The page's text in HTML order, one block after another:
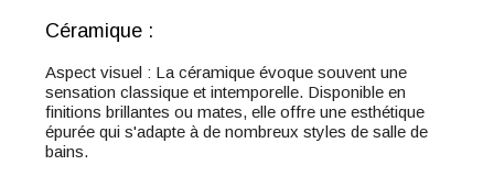
Céramique :
Aspect visuel : La céramique évoque souvent une
sensation classique et intemporelle. Disponible en
finitions brillantes ou mates, elle offre une esthétique
épurée qui s'adapte à de nombreux styles de salle de
bains.